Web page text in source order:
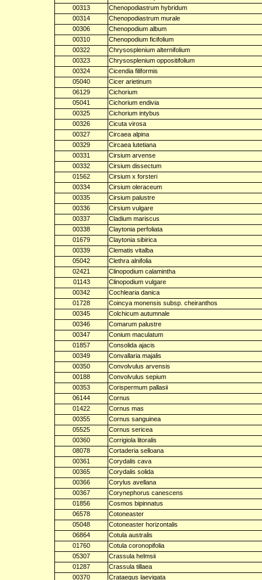
00313
Chenopodiastrum hybridum
00314
Chenopodiastrum murale
00306
Chenopodium album
00310
Chenopodium ficifolium
00322
Chrysosplenium alternifolium
00323
Chrysosplenium oppositifolium
00324
Cicendia filiformis
05040
Cicer arietinum
06129
Cichorium
05041
Cichorium endivia
00325
Cichorium intybus
00326
Cicuta virosa
00327
Circaea alpina
00329
Circaea lutetiana
00331
Cirsium arvense
00332
Cirsium dissectum
01562
Cirsium x forsteri
00334
Cirsium oleraceum
00335
Cirsium palustre
00336
Cirsium vulgare
00337
Cladium mariscus
00338
Claytonia perfoliata
01679
Claytonia sibirica
00339
Clematis vitalba
05042
Clethra alnifolia
02421
Clinopodium calamintha
01143
Clinopodium vulgare
00342
Cochlearia danica
01728
Coincya monensis subsp. cheiranthos
00345
Colchicum autumnale
00346
Comarum palustre
00347
Conium maculatum
01857
Consolida ajacis
00349
Convallaria majalis
00350
Convolvulus arvensis
00188
Convolvulus sepium
00353
Corispermum pallasii
06144
Cornus
01422
Cornus mas
00355
Cornus sanguinea
05525
Cornus sericea
00360
Corrigiola litoralis
08078
Cortaderia selloana
00361
Corydalis cava
00365
Corydalis solida
00366
Corylus avellana
00367
Corynephorus canescens
01856
Cosmos bipinnatus
06578
Cotoneaster
05048
Cotoneaster horizontalis
06864
Cotula australis
01760
Cotula coronopifolia
05307
Crassula helmsii
01287
Crassula tillaea
00370
Crataegus laevigata